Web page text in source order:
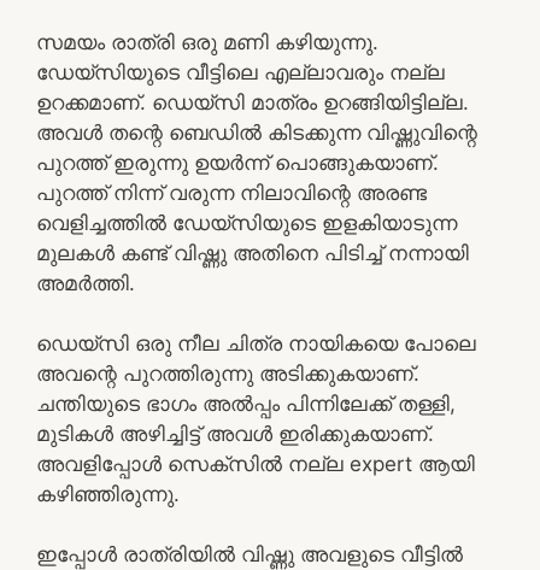
സമയം രാത്രി ഒരു മണി കഴിയുന്നു.
ഡേയ്‌സിയുടെ വീട്ടിലെ എല്ലാവരും നല്ല
ഉറക്കമാണ്. ഡെയ്‌സി മാത്രം ഉറങ്ങിയിട്ടില്ല.
അവൾ തന്റെ ബെഡിൽ കിടക്കുന്ന വിഷ്ണുവിന്റെ
പുറത്ത് ഇരുന്നു ഉയർന്ന് പൊങ്ങുകയാണ്.
പുറത്ത് നിന്ന് വരുന്ന നിലാവിന്റെ അരണ്ട
വെളിച്ചത്തിൽ ഡേയ്‌സിയുടെ ഇളകിയാടുന്ന
മുലകൾ കണ്ട് വിഷ്ണു അതിനെ പിടിച്ച് നന്നായി
അമർത്തി.
ഡെയ്‌സി ഒരു നീല ചിത്ര നായികയെ പോലെ
അവന്റെ പുറത്തിരുന്നു അടിക്കുകയാണ്.
ചന്തിയുടെ ഭാഗം അൽപ്പം പിന്നിലേക്ക് തള്ളി,
മുടികൾ അഴിച്ചിട്ട് അവൾ ഇരിക്കുകയാണ്.
അവളിപ്പോൾ സെക്സിൽ നല്ല expert ആയി
കഴിഞ്ഞിരുന്നു.
ഇപ്പോൾ രാത്രിയിൽ വിഷ്ണു അവളുടെ വീട്ടിൽ